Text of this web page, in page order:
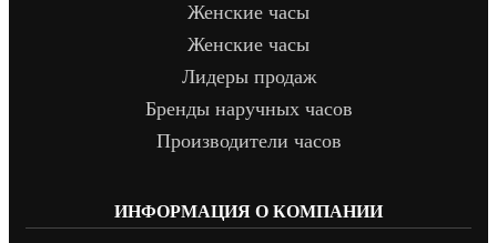
Женские часы
Женские часы
Лидеры продаж
Бренды наручных часов
Производители часов
ИНФОРМАЦИЯ О КОМПАНИИ